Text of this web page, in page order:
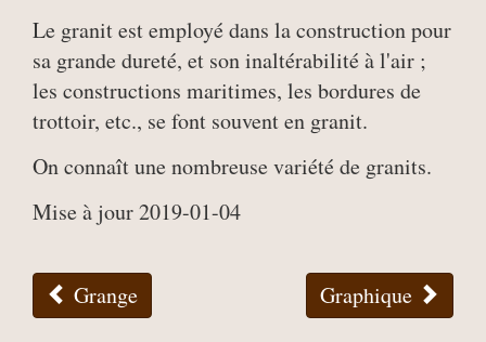
Le granit est employé dans la construction pour
sa grande dureté, et son inaltérabilité à l'air ;
les constructions maritimes, les bordures de
trottoir, etc., se font souvent en granit.
On connaît une nombreuse variété de granits.
Mise à jour 2019-01-04
Grange Graphique